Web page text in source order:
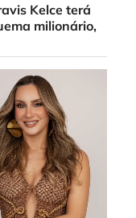
Kelce terá
milionário,